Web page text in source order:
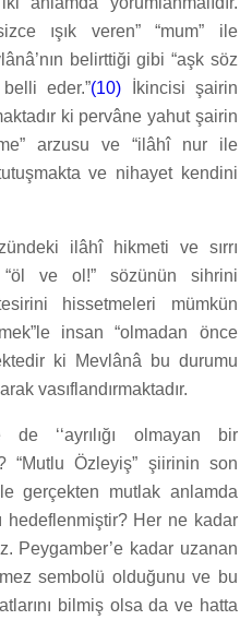
ışık veren” “mum” ile
belirttiği gibi “aşk söz
eder.”(10) İkincisi şairin
ki pervâne yahut şairin
arzusu ve “ilâhî nur ile
ve nihayet kendini
ilâhî hikmeti ve sırrı
“öl ve ol!” sözünün sihrini
hissetmeleri mümkün
insan “olmadan önce
ki Mevlânâ bu durumu
vasıflandırmaktadır.
‘‘ayrılığı olmayan bir
“Mutlu Özleyiş” şiirinin son
gerçekten mutlak anlamda
hedeflenmiştir? Her ne kadar
Peygamber’e kadar uzanan
sembolü olduğunu ve bu
bilmiş olsa da ve hatta